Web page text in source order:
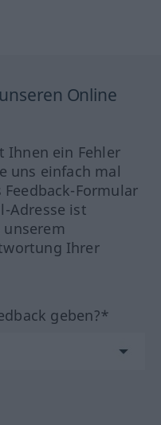
Online
Ihnen ein Fehler
uns einfach mal
Formular
Adresse ist
Ihrer
geben?*